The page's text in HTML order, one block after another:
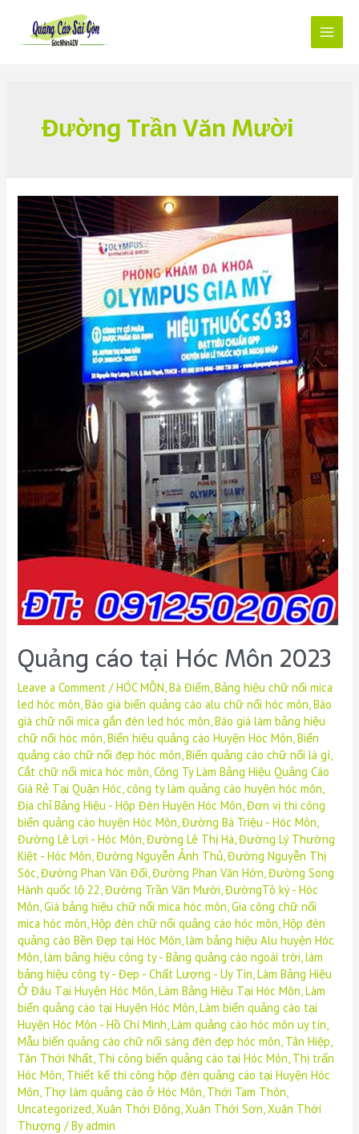
content
Main
Đường Trần Văn Mười
Quảng cáo tại Hóc Môn 2023
Leave a Comment /HÓC MÔN ,Bà Điểm ,Bảng hiệu chữ nổi mica
led hóc môn ,Báo giá biển quảng cáo alu chữ nổi hóc môn ,Báo
giá chữ nổi mica gắn đèn led hóc môn ,Báo giá làm bảng hiệu
chữ nổi hóc môn ,Biển hiệu quảng cáo Huyện Hóc Môn ,Biển
quảng cáo chữ nổi đẹp hóc môn ,Biển quảng cáo chữ nổi là gì
Cắt chữ nổi mica hóc môn ,Công Ty Làm Bảng Hiệu Quảng Cáo
Giá Rẻ Tại Quận Hóc ,công ty làm quảng cáo huyện hóc môn
Địa chỉ Bảng Hiệu - Hộp Đèn Huyện Hóc Môn ,Đơn vị thi công
biển quảng cáo huyện Hóc Môn ,Đường Bà Triệu - Hóc Môn
Đường Lê Lợi - Hóc Môn ,Đường Lê Thị Hà ,Đường Lý Thường
Kiệt - Hóc Môn ,Đường Nguyễn Ảnh Thủ ,Đường Nguyễn Thị
Sóc ,Đường Phan Văn Đối ,Đường Phan Văn Hớn ,Đường Song
Hành quốc lộ 22 ,Đường Trần Văn Mười ,ĐườngTô ký - Hóc
Môn ,Giá bảng hiệu chữ nổi mica hóc môn ,Gia công chữ nổi
mica hóc môn ,Hộp đèn chữ nổi quảng cáo hóc môn ,Hộp đèn
quảng cáo Bền Đẹp tại Hóc Môn ,làm bảng hiệu Alu huyện Hóc
Môn ,làm bảng hiệu công ty - Bảng quảng cáo ngoài trời ,làm
bảng hiệu công ty - Đẹp - Chất Lượng - Uy Tín ,Làm Bảng Hiệu
Ở Đâu Tại Huyện Hóc Môn ,Làm Bảng Hiệu Tại Hóc Môn ,Làm
biển quảng cáo tại Huyện Hóc Môn ,Làm biển quảng cáo tại
Huyện Hóc Môn - Hồ Chí Minh ,Làm quảng cáo hóc môn uy tín
Mẫu biển quảng cáo chữ nổi sáng đèn đẹp hóc môn Tân Hiệp
Tân Thới Nhất Thi công biển quảng cáo tại Hóc Môn Thị trấn
Hóc Môn Thiết kế thi công hộp đèn quảng cáo tại Huyện Hóc
Môn Thợ làm quảng cáo ở Hóc Môn Thới Tam Thôn
Uncategorized ,Xuân Thới Đông ,Xuân Thới Sơn ,Xuân Thới
Thượng / Byadmin